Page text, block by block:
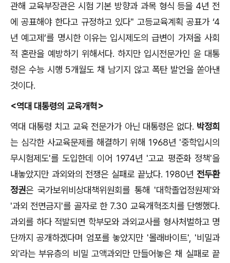
관해 교육부장관은 시험 기본 방향과 과목 형식 등을 4년 전
에 공표해야 한다고 규정하고 있다" 고등교육계획 공표가 ‘4
년 예고제’를 명시한 이유는 입시제도의 급변이 가져올 사회
적 혼란을 예방하기 위해서다. 하지만 입시전문가인 윤 대통
령은 수능 시행 5개월도 채 남기지 않고 폭탄 발언을 쏟아낸
것이다.
<역대 대통령의 교육개혁>
역대 대통령 치고 교육 전문가가 아닌 대통령은 없다. 박정희
는 심각한 사교육문제를 해결하기 위해 1968년 '중학입시의
무시험제도'를 도입한데 이어 1974년 '고교 평준화 정책'을
내놓았지만 과외와의 전쟁은 실패로 끝났다. 1980년 전두환
정권은 국가보위비상대책위원회를 통해 '대학졸업정원제'와
'과외 전면금지'를 골자로 한 7.30 교육개혁조치를 단행했다.
과외를 하다 적발되면 학부모와 과외교사를 형사처벌하고 명
단까지 공개하겠다며 엄포를 놓았지만 '몰래바이트', '비밀과
외 '라는 부유층의 비밀 고액과외만 만들어놓은 채 실패로 끝